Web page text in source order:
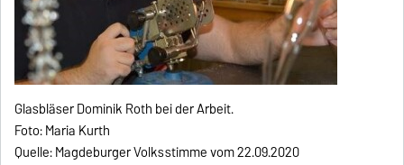
Glasbläser Dominik Roth bei der Arbeit.
Foto: Maria Kurth
Quelle: Magdeburger Volksstimme vom 22.09.2020